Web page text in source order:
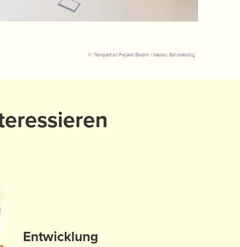
© Tempelhof Projekt GmbH / Marion Schmieding
Entwicklung